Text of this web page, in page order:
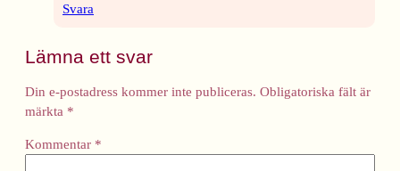
Svara
Lämna ett svar
Din e-postadress kommer inte publiceras. Obligatoriska fält är
märkta *
Kommentar *